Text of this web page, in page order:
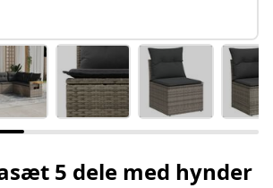
5 dele med hynder